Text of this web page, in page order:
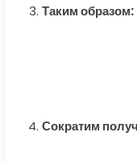
Таким образом:
Сократим